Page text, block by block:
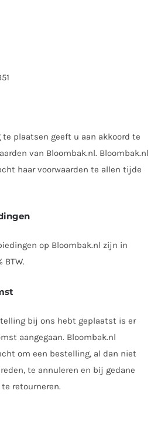
te plaatsen geeft u aan akkoord te
van Bloombak.nl. Bloombak.nl
haar voorwaarden te allen tijde
op Bloombak.nl zijn in
BTW.
bij ons hebt geplaatst is er
aangegaan. Bloombak.nl
om een bestelling, al dan niet
te annuleren en bij gedane
retourneren.